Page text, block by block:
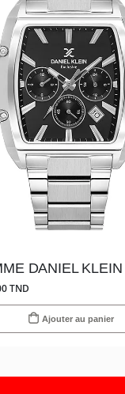
DANIEL
TND
Ajouter au panier